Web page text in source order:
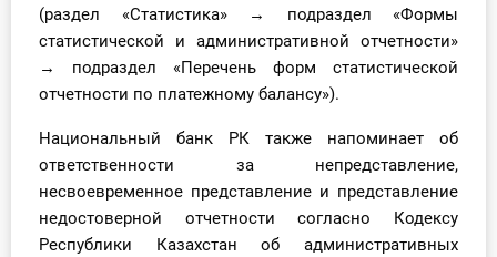
(раздел «Статистика» → подраздел «Формы
статистической и административной отчетности»
→ подраздел «Перечень форм статистической
отчетности по платежному балансу»).
Национальный банк РК также напоминает об
ответственности за непредставление,
несвоевременное представление и представление
недостоверной отчетности согласно Кодексу
Республики Казахстан об административных